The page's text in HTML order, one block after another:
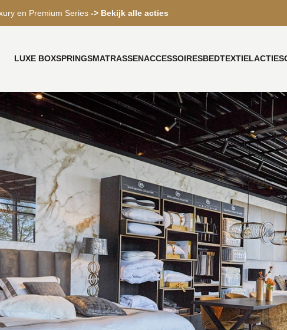
en Premium Series -> Bekijk alle acties
LUXE BOXSPRINGSMATRASSENACCESSOIRESBEDTEXTIELACTIES